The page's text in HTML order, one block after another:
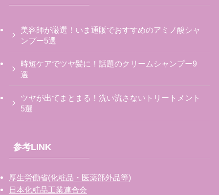
美容師が厳選！いま通販でおすすめのアミノ酸シャ
ンプー5選
時短ケアでツヤ髪に！話題のクリームシャンプー9
選
ツヤが出てまとまる！洗い流さないトリートメント
5選
参考LINK
厚生労働省(化粧品・医薬部外品等)
日本化粧品工業連合会